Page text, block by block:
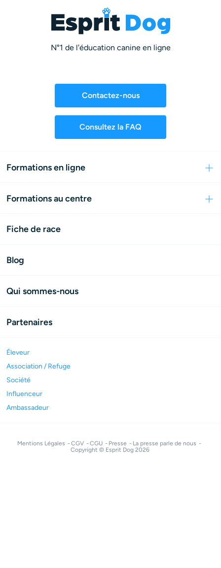
N°1 de l'éducation canine en ligne
Contactez-nous
Consultez la FAQ
Formations en ligne
Formations au centre
Fiche de race
Blog
Qui sommes-nous
Partenaires
Éleveur
Association / Refuge
Société
Influenceur
Ambassadeur
Mentions Légales CGV CGU Presse
La presse parle de nous
Copyright © Esprit Dog 2026